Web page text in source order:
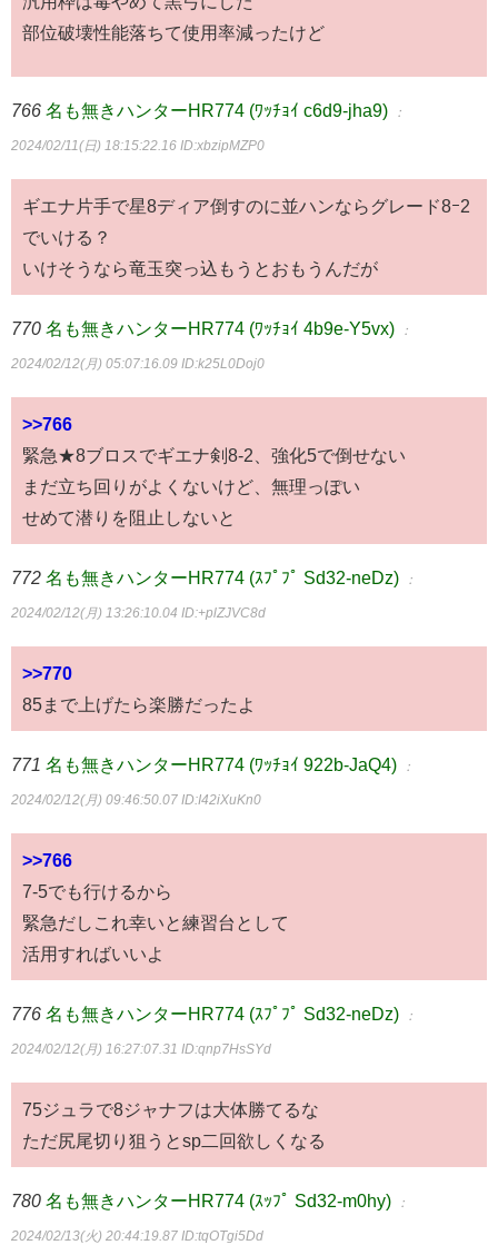
部位破壊性能落ちて使用率減ったけど
766 名も無きハンターHR774 (ﾜｯﾁｮｲ c6d9-jha9) ：
2024/02/11(日) 18:15:22.16 ID:xbzipMZP0
ギエナ片手で星8ディア倒すのに並ハンならグレード8ｰ2
でいける？
いけそうなら竜玉突っ込もうとおもうんだが
770 名も無きハンターHR774 (ﾜｯﾁｮｲ 4b9e-Y5vx) ：
2024/02/12(月) 05:07:16.09 ID:k25L0Doj0
>>766
緊急★8ブロスでギエナ剣8-2、強化5で倒せない
まだ立ち回りがよくないけど、無理っぽい
せめて潜りを阻止しないと
772 名も無きハンターHR774 (ｽﾌﾟﾌﾟ Sd32-neDz) ：
2024/02/12(月) 13:26:10.04 ID:+plZJVC8d
>>770
85まで上げたら楽勝だったよ
771 名も無きハンターHR774 (ﾜｯﾁｮｲ 922b-JaQ4) ：
2024/02/12(月) 09:46:50.07 ID:I42iXuKn0
>>766
7-5でも行けるから
緊急だしこれ幸いと練習台として
活用すればいいよ
776 名も無きハンターHR774 (ｽﾌﾟﾌﾟ Sd32-neDz) ：
2024/02/12(月) 16:27:07.31 ID:qnp7HsSYd
75ジュラで8ジャナフは大体勝てるな
ただ尻尾切り狙うとsp二回欲しくなる
780 名も無きハンターHR774 (ｽｯﾌﾟ Sd32-m0hy) ：
2024/02/13(火) 20:44:19.87 ID:tqOTgi5Dd